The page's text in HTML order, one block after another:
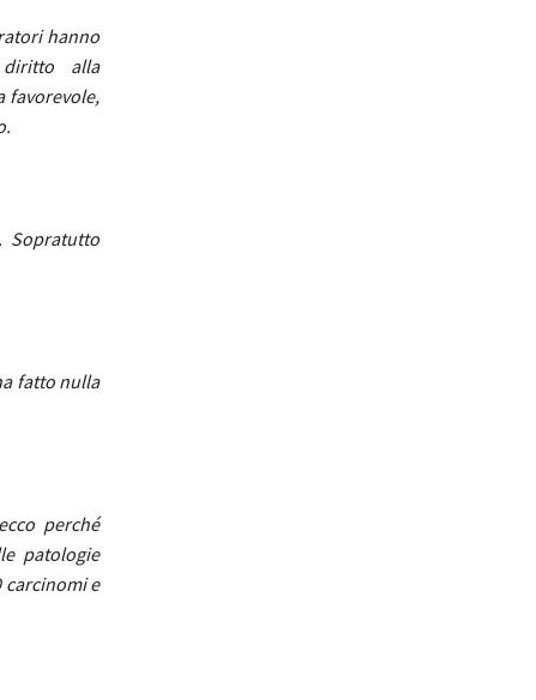
hanno
alla
favorevole,
Sopratutto
fatto nulla
perché
patologie
carcinomi e